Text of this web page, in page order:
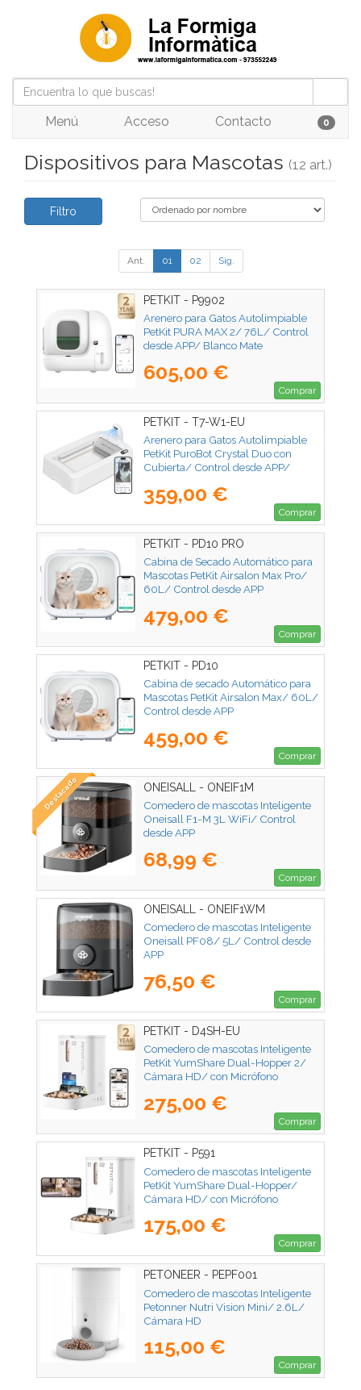
Menú Acceso Contacto 0
Dispositivos para Mascotas (12 art.)
Filtro
Ant. 01 02 Sig.
PETKIT - P9902
Arenero para Gatos Autolimpiable
PetKit PURA MAX 2/ 76L/ Control
desde APP/ Blanco Mate
605,00 €
Comprar
PETKIT - T7-W1-EU
Arenero para Gatos Autolimpiable
PetKit PuroBot Crystal Duo con
Cubierta/ Control desde APP/
359,00 €
Comprar
PETKIT - PD10 PRO
Cabina de Secado Automático para
Mascotas PetKit Airsalon Max Pro/
60L/ Control desde APP
479,00 €
Comprar
PETKIT - PD10
Cabina de secado Automático para
Mascotas PetKit Airsalon Max/ 60L/
Control desde APP
459,00 €
Comprar
Destacado
ONEISALL - ONEIF1M
Comedero de mascotas Inteligente
Oneisall F1-M 3L WiFi/ Control
desde APP
68,99 €
Comprar
ONEISALL - ONEIF1WM
Comedero de mascotas Inteligente
Oneisall PF08/ 5L/ Control desde
APP
76,50 €
Comprar
PETKIT - D4SH-EU
Comedero de mascotas Inteligente
PetKit YumShare Dual-Hopper 2/
Cámara HD/ con Micrófono
275,00 €
Comprar
PETKIT - P591
Comedero de mascotas Inteligente
PetKit YumShare Dual-Hopper/
Cámara HD/ con Micrófono
175,00 €
Comprar
PETONEER - PEPF001
Comedero de mascotas Inteligente
Petonner Nutri Vision Mini/ 2.6L/
Cámara HD
115,00 €
Comprar